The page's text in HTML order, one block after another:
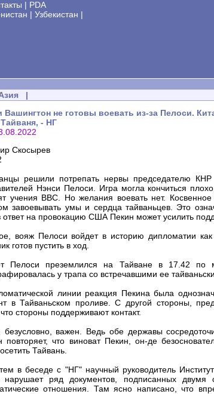
| PDA
| Узбекистан |
|
Вашингтон не готовы воевать из-за Пелоси.
Тайваня, - НГ
Скосырев
решили потрепать нервы председателю
Нэнси Пелоси. Игра могла кончиться
учения ВВС. Но желания воевать нет.
завоевывать умы и сердца тайваньцев. Это
ответ на провокацию США Пекин может усилить
вояж Пелоси войдет в историю дипломатии
готов пустить в ход.
Пелоси преземлился на Тайване в 17.42 по
у трапа со встречавшими ее
линии реакция Пекина была
в Тайваньском проливе. С другой стороны,
стороны поддерживают контакт.
безусловно, важен. Ведь обе державы
повторяет, что виноват Пекин, он-де
Тайвань.
в беседе с "НГ" научный руководитель
нарушает ряд документов, подписанных
отношения. Там ясно написано, что